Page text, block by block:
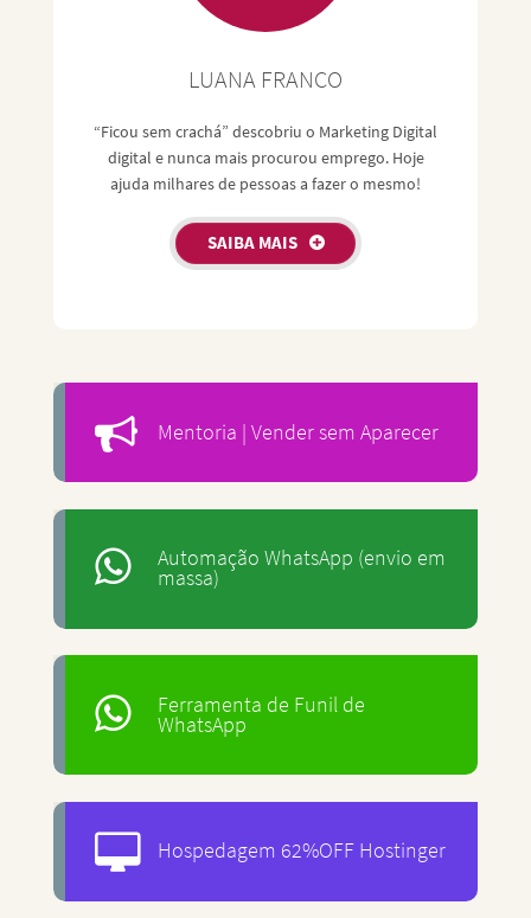
LUANA FRANCO
“Ficou sem crachá” descobriu o Marketing Digital
digital e nunca mais procurou emprego. Hoje
ajuda milhares de pessoas a fazer o mesmo!
SAIBA MAIS
Mentoria | Vender sem Aparecer
Automação WhatsApp (envio em
massa)
Ferramenta de Funil de
WhatsApp
Hospedagem 62%OFF Hostinger